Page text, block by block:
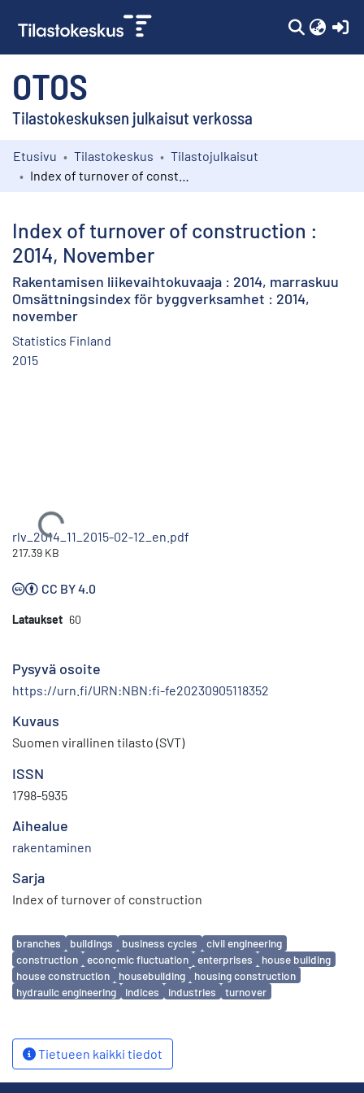
OTOS
Tilastokeskuksen julkaisut verkossa
Kokoelmat
Etusivu Tilastokeskus
Tilastojulkaisut
Index of turnover of construction :
2014, November
Rakentamisen liikevaihtokuvaaja : 2014, marraskuu
Omsättningsindex för byggverksamhet : 2014,
november
Statistics Finland
2015
Ladataan...
rlv_2014_11_2015-02-12_en.pdf
217.39 KB
CC BY 4.0
Lataukset 60
Pysyvä osoite
https://urn.fi/URN:NBN:fi-fe20230905118352
Kuvaus
Suomen virallinen tilasto (SVT)
ISSN
1798-5935
Aihealue
rakentaminen
Sarja
Index of turnover of construction
Avainsanat
branches buildings business cycles
civil engineering
construction
economic fluctuation enterprises
house building
house construction
housebuilding
housing construction
hydraulic engineering
indices industries turnover
Tietueen kaikki tiedot